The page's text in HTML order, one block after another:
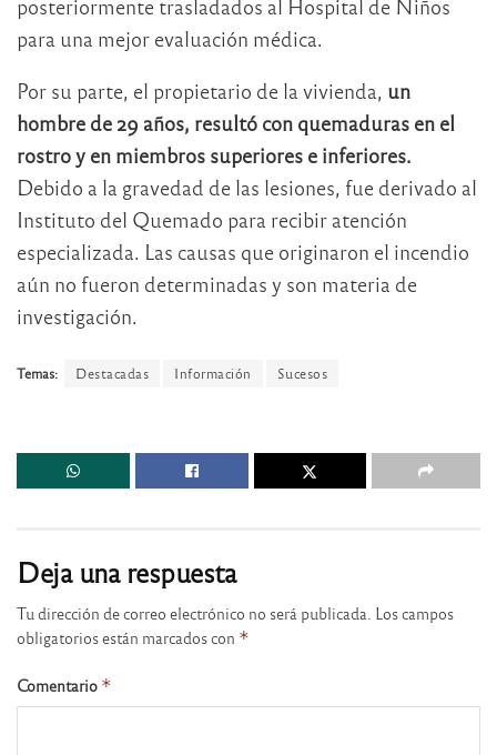
posteriormente trasladados al Hospital de Niños
para una mejor evaluación médica.
Por su parte, el propietario de la vivienda, un
hombre de 29 años, resultó con quemaduras en el
rostro y en miembros superiores e inferiores.
Debido a la gravedad de las lesiones, fue derivado al
Instituto del Quemado para recibir atención
especializada. Las causas que originaron el incendio
aún no fueron determinadas y son materia de
investigación.
Temas: Destacadas Información Sucesos
Deja una respuesta
Tu dirección de correo electrónico no será publicada. Los campos
obligatorios están marcados con *
Comentario *